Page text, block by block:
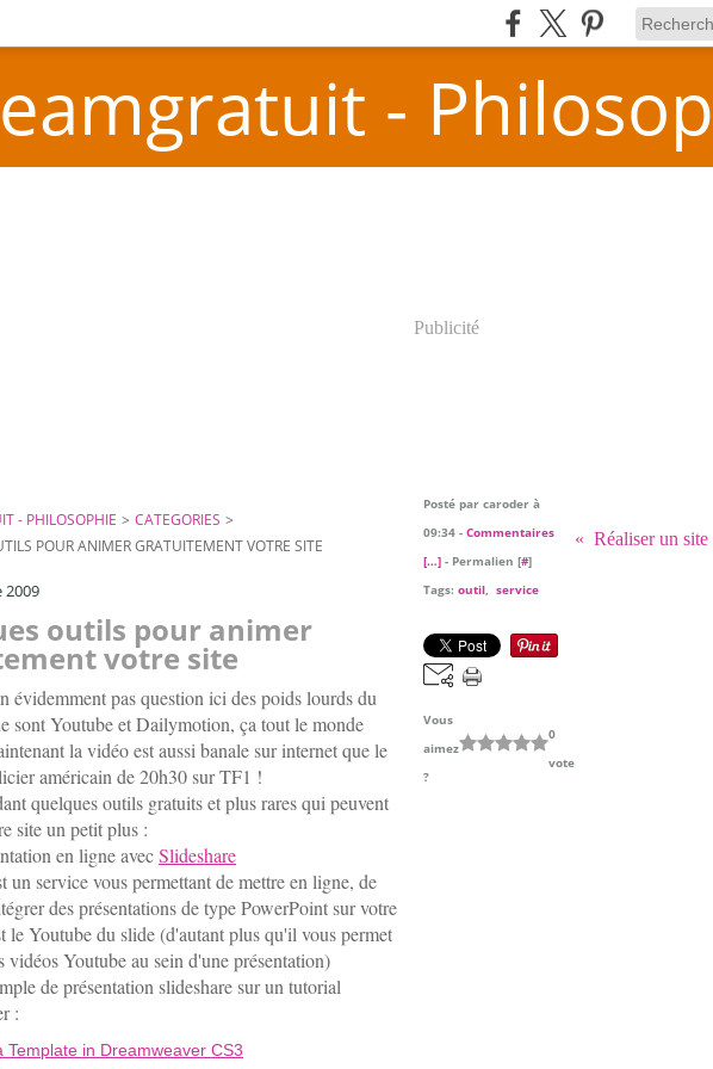
-
Publicité
- PHILOSOPHIE > CATEGORIES >
POUR ANIMER GRATUITEMENT VOTRE SITE
2009
outils pour animer
votre site
évidemment pas question ici des poids lourds du
sont Youtube et Dailymotion, ça tout le monde
la vidéo est aussi banale sur internet que le
américain de 20h30 sur TF1 !
quelques outils gratuits et plus rares qui peuvent
site un petit plus :
en ligne avecSlideshare
un service vous permettant de mettre en ligne, de
des présentations de type PowerPoint sur votre
le Youtube du slide (d'autant plus qu'il vous permet
vidéos Youtube au sein d'une présentation)
de présentation slideshare sur un tutorial
:
Template in Dreamweaver CS3
Posté par caroder à
09:34 - Commentaires
[…] - Permalien [#]
Tags: outil, service
Vous
aimez
?
0
vote
Réaliser un